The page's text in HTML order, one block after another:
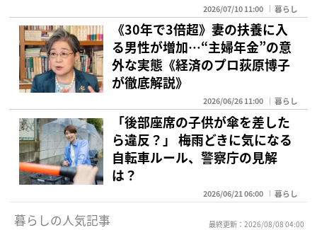
2026/07/10 11:00 暮らし
《30年で3倍超》妻の扶養に入
る男性が増加…“主婦年金”の意
外な実態《経済のプロ荻原博子
が徹底解説》
2026/06/26 11:00 暮らし
「後部座席の子供が傘を差した
ら違反？」 梅雨どきに気になる
自転車ルール、警察庁の見解
は？
2026/06/21 06:00 暮らし
暮らしの人気記事 最終更新：2026/08/08 04:00